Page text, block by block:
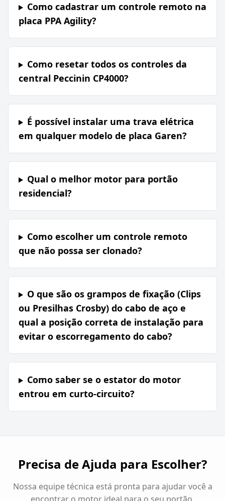
Como cadastrar um controle remoto na
placa PPA Agility?
Como resetar todos os controles da
central Peccinin CP4000?
É possível instalar uma trava elétrica
em qualquer modelo de placa Garen?
Qual o melhor motor para portão
residencial?
Como escolher um controle remoto
que não possa ser clonado?
O que são os grampos de fixação (Clips
ou Presilhas Crosby) do cabo de aço e
qual a posição correta de instalação para
evitar o escorregamento do cabo?
Como saber se o estator do motor
entrou em curto-circuito?
Precisa de Ajuda para Escolher?
Nossa equipe técnica está pronta para ajudar você a